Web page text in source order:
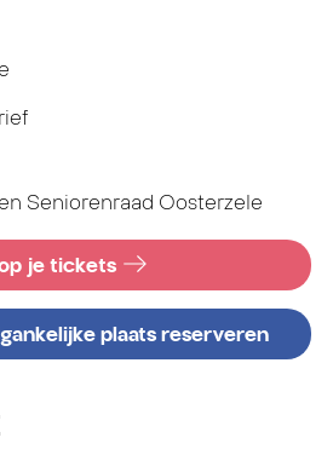
Seniorenraad Oosterzele
je tickets
plaats reserveren